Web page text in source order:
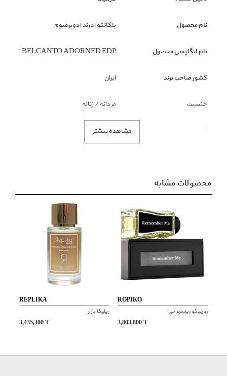
مشاهده بیشتر
نام محصول بلکانتو ادرند ادوپرفیوم
نام انگلیسی محصول BELCANTO ADORNED EDP
کشور صاحب برند ایران
جنسیت مردانه / زنانه
عطر و ادوکلن
توضیحات
برای آقایان , خانم ها حجم 100ml کشور مبدأ برند ایران
برند : Belcanto
نوع عطر : ادوپرفیوم
سال معرفی : 2023
کشور مبدأ برند : ایران
محصولات مشابه
REPLIKA
رپلیکا بازار
3,435,300 T
ROPIKO
روپیکو ریممبر می
3,803,800 T